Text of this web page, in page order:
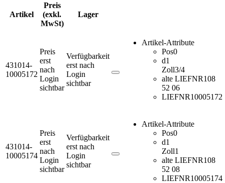
Artikel
Preis
(exkl.
MwSt)
Lager
431014-
10005172
Preis
erst
nach
Login
sichtbar
Verfügbarkeit
erst nach
Login
sichtbar
Artikel-Attribute
Pos0
d1
Zoll3/4
alte LIEFNR108
52 06
LIEFNR10005172
431014-
10005174
Preis
erst
nach
Login
sichtbar
Verfügbarkeit
erst nach
Login
sichtbar
Artikel-Attribute
Pos0
d1
Zoll1
alte LIEFNR108
52 08
LIEFNR10005174